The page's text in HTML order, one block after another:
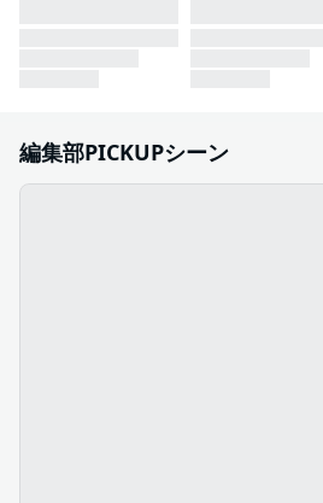
編集部PICKUPシーン